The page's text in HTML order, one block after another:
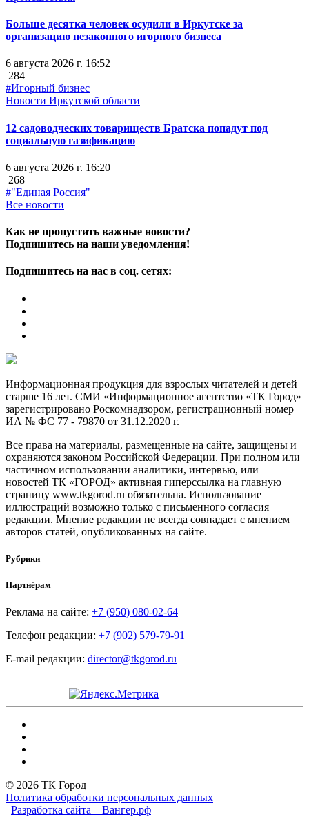
Больше десятка человек осудили в Иркутске за
организацию незаконного игорного бизнеса
6 августа 2026 г. 16:52
284
#Игорный бизнес
Новости Иркутской области
12 садоводческих товариществ Братска попадут под
социальную газификацию
6 августа 2026 г. 16:20
268
#"Единая Россия"
Все новости
Как не пропустить важные новости?
Подпишитесь на наши уведомления!
Подпишитесь на нас в соц. сетях:
Информационная продукция для взрослых читателей и детей
старше 16 лет. СМИ «Информационное агентство «ТК Город»
зарегистрировано Роскомнадзором, регистрационный номер
ИА № ФС 77 - 79870 от 31.12.2020 г.
Все права на материалы, размещенные на сайте, защищены и
охраняются законом Российской Федерации. При полном или
частичном использовании аналитики, интервью, или
новостей ТК «ГОРОД» активная гиперссылка на главную
страницу www.tkgorod.ru обязательна. Использование
иллюстраций возможно только с письменного согласия
редакции. Мнение редакции не всегда совпадает с мнением
авторов статей, опубликованных на сайте.
Рубрики
Партнёрам
Реклама на сайте: +7 (950) 080-02-64
Телефон редакции: +7 (902) 579-79-91
E-mail редакции: director@tkgorod.ru
© 2026 ТК Город
Политика обработки персональных данных
Разработка сайта – Вангер.рф